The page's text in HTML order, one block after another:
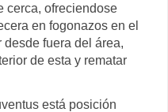
cerca, ofreciendose
en fogonazos en el
fuera del área,
de esta y rematar
está posición